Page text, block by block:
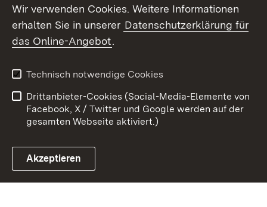
Link zum Landesportal
Kontakt
Barrierefreiheit
Impressum
Cookies
Wir verwenden Cookies. Weitere Informationen
erhalten Sie in unserer Datenschutzerklärung für
das Online-Angebot.
Technisch notwendige Cookies
Drittanbieter-Cookies (Social-Media-Elemente von
Facebook, X / Twitter und Google werden auf der
gesamten Webseite aktiviert.)
Akzeptieren